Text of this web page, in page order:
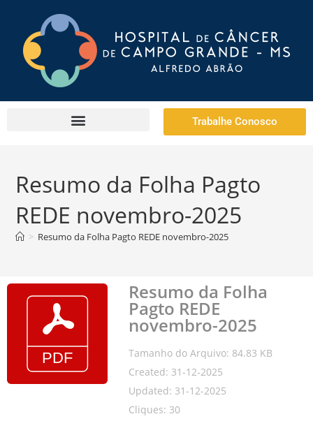
Trabalhe Conosco
Resumo da Folha Pagto
REDE novembro-2025
> Resumo da Folha Pagto REDE novembro-2025
Resumo da Folha
Pagto REDE
novembro-2025
Tamanho do Arquivo: 84.83 KB
Created: 31-12-2025
Updated: 31-12-2025
Cliques: 30